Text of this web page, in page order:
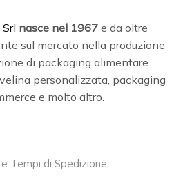
nasce nel 1967e da oltre
sul mercato nella produzione
di packaging alimentare
personalizzata, packaging
e molto altro.
Tempi di Spedizione